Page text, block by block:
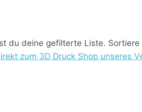
du deine gefilterte Liste. Sortiere
zum 3D Druck Shop unseres